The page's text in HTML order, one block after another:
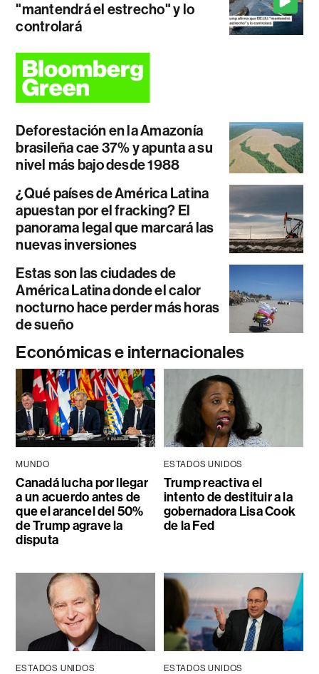
"mantendrá el estrecho" y lo
controlará
Deforestación en la Amazonía
brasileña cae 37% y apunta a su
nivel más bajo desde 1988
¿Qué países de América Latina
apuestan por el fracking? El
panorama legal que marcará las
nuevas inversiones
Estas son las ciudades de
América Latina donde el calor
nocturno hace perder más horas
de sueño
Económicas e internacionales
MUNDO
Canadá lucha por llegar
a un acuerdo antes de
que el arancel del 50%
de Trump agrave la
disputa
ESTADOS UNIDOS
Trump reactiva el
intento de destituir a la
gobernadora Lisa Cook
de la Fed
ESTADOS UNIDOS ESTADOS UNIDOS